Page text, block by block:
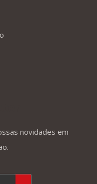
novidades em